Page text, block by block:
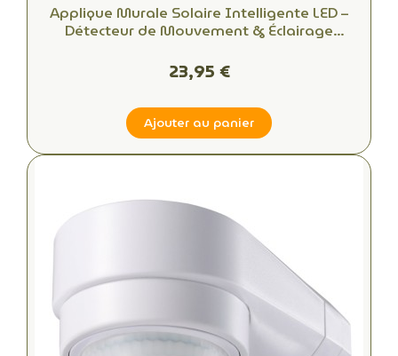
Applique Murale Solaire Intelligente LED –
Détecteur de Mouvement & Éclairage
23,95 €
Ajouter au panier